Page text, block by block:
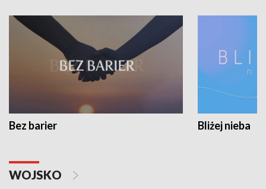
Bez barier Bliżej nieba
WOJSKO